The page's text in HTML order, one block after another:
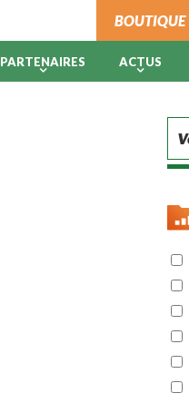
BOUTIQUE
PARTENAIRES ACTUS